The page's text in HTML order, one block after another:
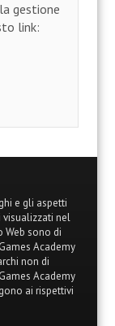
gestione
link:
e gli aspetti
nel
Web sono di
Academy
non di
Academy
ai rispettivi